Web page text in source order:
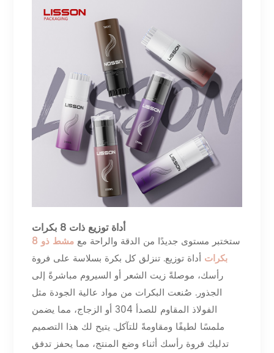
أداة توزيع ذات 8 بكرات
ستختبر مستوى جديدًا من الدقة والراحة مع
مشط ذو 8
بكرات أداة توزيع. تنزلق كل بكرة بسلاسة على فروة
رأسك، موصلةً زيت الشعر أو السيروم مباشرةً إلى
الجذور. صُنعت البكرات من مواد عالية الجودة مثل
الفولاذ المقاوم للصدأ 304 أو الزجاج، مما يضمن
ملمسًا لطيفًا ومقاومةً للتآكل. يتيح لك هذا التصميم
تدليك فروة رأسك أثناء وضع المنتج، مما يحفز تدفق